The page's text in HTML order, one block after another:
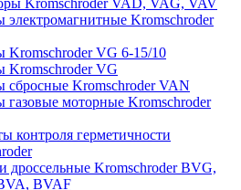
Kromschroder VAD, VAG, VAV
электромагнитные Kromschroder
Kromschroder VG 6-15/10
Kromschroder VG
сбросные Kromschroder VAN
газовые моторные Kromschroder
контроля герметичности
дроссельные Kromschroder BVG,
BVAF